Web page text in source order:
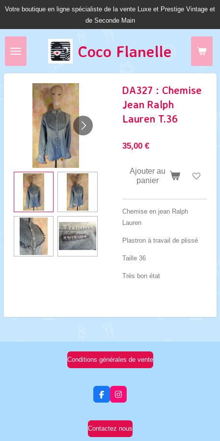
Passer
Coco Flanelle
Votre boutique en ligne spécialiste de la vente Luxe et Prestige Vintage et
de Seconde Main
DA327 : Chemise
Jean Ralph
Lauren T.36
35,00 €
Ajouter au
panier
Chemise en jean Ralph
Lauren
Plastron à travail de plissé
Taille 36
Très bon état
Conditions générales de vente
F
a
e
b
I
n
t
a
Contactez nous